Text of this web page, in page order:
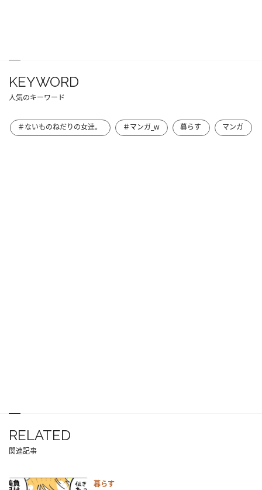
KEYWORD
人気のキーワード
＃ないものねだりの女達。 ＃マンガ_w 暮らす マンガ
RELATED
関連記事
暮らす